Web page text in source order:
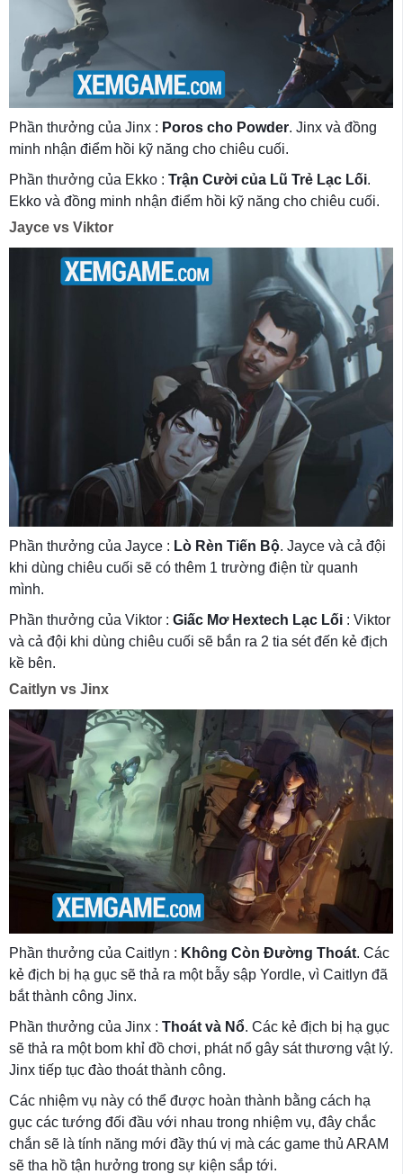
Phần thưởng của Jinx : Poros cho Powder. Jinx và đồng
minh nhận điểm hồi kỹ năng cho chiêu cuối.
Phần thưởng của Ekko : Trận Cười của Lũ Trẻ Lạc Lối.
Ekko và đồng minh nhận điểm hồi kỹ năng cho chiêu cuối.
Jayce vs Viktor
Phần thưởng của Jayce : Lò Rèn Tiến Bộ. Jayce và cả đội
khi dùng chiêu cuối sẽ có thêm 1 trường điện từ quanh
mình.
Phần thưởng của Viktor : Giấc Mơ Hextech Lạc Lối : Viktor
và cả đội khi dùng chiêu cuối sẽ bắn ra 2 tia sét đến kẻ địch
kề bên.
Caitlyn vs Jinx
Phần thưởng của Caitlyn : Không Còn Đường Thoát. Các
kẻ địch bị hạ gục sẽ thả ra một bẫy sập Yordle, vì Caitlyn đã
bắt thành công Jinx.
Phần thưởng của Jinx : Thoát và Nổ. Các kẻ địch bị hạ gục
sẽ thả ra một bom khỉ đồ chơi, phát nổ gây sát thương vật lý.
Jinx tiếp tục đào thoát thành công.
Các nhiệm vụ này có thể được hoàn thành bằng cách hạ
gục các tướng đối đầu với nhau trong nhiệm vụ, đây chắc
chắn sẽ là tính năng mới đầy thú vị mà các game thủ ARAM
sẽ tha hồ tận hưởng trong sự kiện sắp tới.